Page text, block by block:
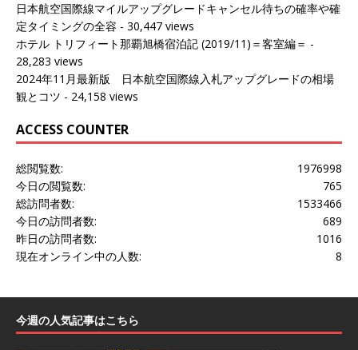
日本航空国際線マイルアップグレードキャンセル待ちの確率や確
定タイミングの全容 - 30,447 views
ホテル トリフィート那覇旭橋宿泊記 (2019/11)＝客室編＝ -
28,283 views
2024年11月最新版 日本航空国際線入札アップグレードの相場
観とコツ - 24,158 views
ACCESS COUNTER
1976998
総閲覧数:
765
今日の閲覧数:
1533466
総訪問者数:
689
今日の訪問者数:
1016
昨日の訪問者数:
8
現在オンライン中の人数:
今週の人気記事はこちら